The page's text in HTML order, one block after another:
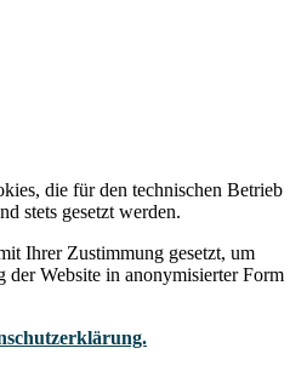
die für den technischen Betrieb
stets gesetzt werden.
Ihrer Zustimmung gesetzt, um
der Website in anonymisierter Form